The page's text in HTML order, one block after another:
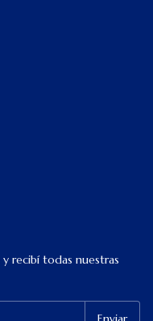
recibí todas nuestras